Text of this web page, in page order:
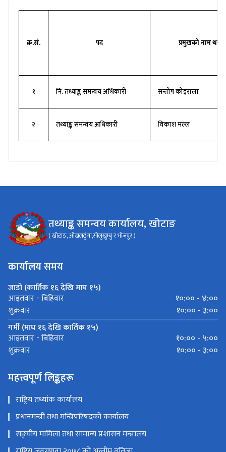
क्र.सं. पद प्रमुखको नाम थर
१ नि.तथ्याङ्क समन्वय अधिकारी सन्तोषकोइराला
२ तथ्याङ्कसमन्वय अधिकारी विकाश मल्ल
तथ्याङ्क समन्वय कार्यालय, खोटाङ
( खोटाङ, ओखलढुंगा,सोलुखुम्बु र भोजपुर )
कार्यालय समय
जाडो (कार्तिक १६ देखि माघ १५)
आइतवार - बिहिवार
१०:०० - ४:००
शुक्रवार
१०:०० - ३:००
गर्मी (माघ १६ देखि कार्तिक १५)
आइतवार - बिहिवार
१०:०० - ५:००
शुक्रवार
१०:०० - ३:००
महत्त्वपूर्ण लिङ्कहरू
राष्ट्रिय तथ्यांक कार्यालय
प्रधानमन्त्री तथा मन्त्रिपरिषदको कार्यालय
सङ्‍घीय मामिला तथा सामान्य प्रशासन मन्त्रालय